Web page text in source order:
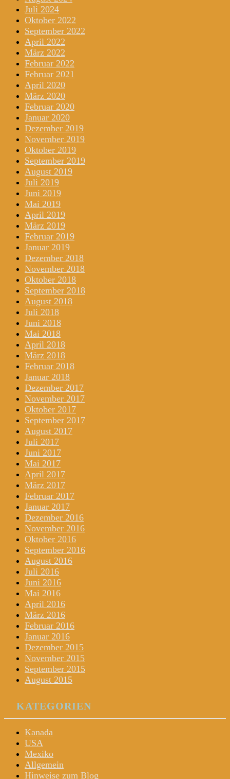
Juli 2024
Oktober 2022
September 2022
April 2022
März 2022
Februar 2022
Februar 2021
April 2020
März 2020
Februar 2020
Januar 2020
Dezember 2019
November 2019
Oktober 2019
September 2019
August 2019
Juli 2019
Juni 2019
Mai 2019
April 2019
März 2019
Februar 2019
Januar 2019
Dezember 2018
November 2018
Oktober 2018
September 2018
August 2018
Juli 2018
Juni 2018
Mai 2018
April 2018
März 2018
Februar 2018
Januar 2018
Dezember 2017
November 2017
Oktober 2017
September 2017
August 2017
Juli 2017
Juni 2017
Mai 2017
April 2017
März 2017
Februar 2017
Januar 2017
Dezember 2016
November 2016
Oktober 2016
September 2016
August 2016
Juli 2016
Juni 2016
Mai 2016
April 2016
März 2016
Februar 2016
Januar 2016
Dezember 2015
November 2015
September 2015
August 2015
KATEGORIEN
Kanada
USA
Mexiko
Allgemein
Hinweise zum Blog